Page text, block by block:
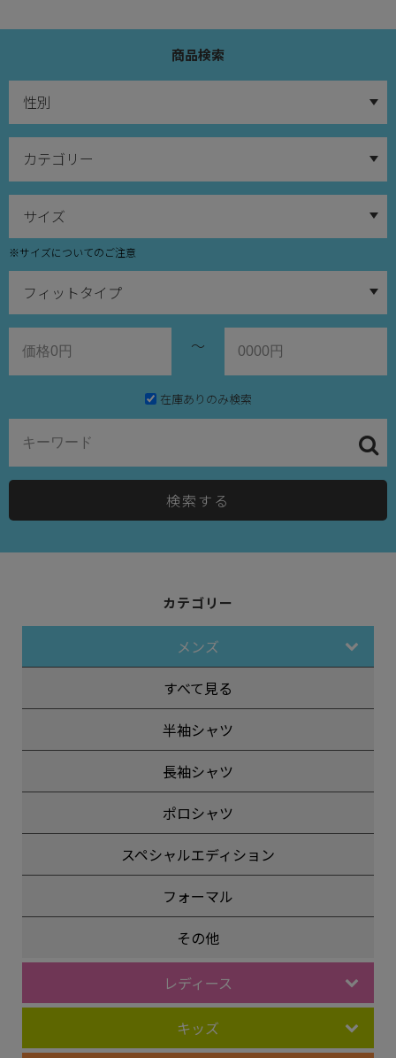
商品検索
※サイズについてのご注意
～
在庫ありのみ検索
検索する
カテゴリー
メンズ
すべて見る
半袖シャツ
長袖シャツ
ポロシャツ
スペシャルエディション
フォーマル
その他
レディース
キッズ